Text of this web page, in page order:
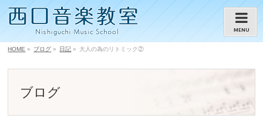
MENU
HOME » ブログ » 日記 » 大人の為のリトミック②
ブログ